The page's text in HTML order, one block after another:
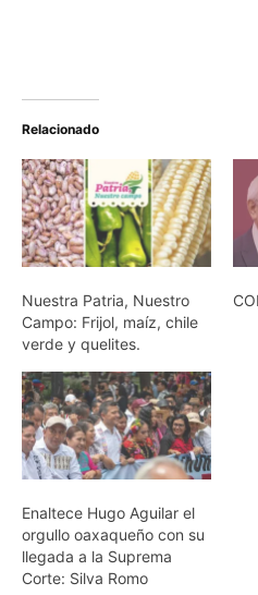
Relacionado
Nuestra Patria, Nuestro
Campo: Frijol, maíz, chile
verde y quelites.
Enaltece Hugo Aguilar el
orgullo oaxaqueño con su
llegada a la Suprema
Corte: Silva Romo